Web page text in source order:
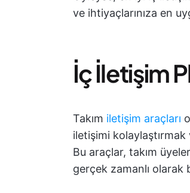
ve ihtiyaçlarınıza en
İç İletişim
Takım iletişim araçları
iletişimi
Bu araçlar, takım
gerçek zamanlı olarak